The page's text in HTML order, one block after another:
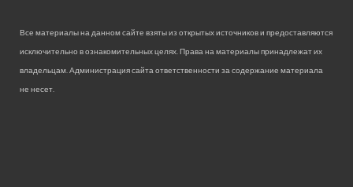
Все материалы на данном сайте взяты из открытых источников и предоставляются
исключительно в ознакомительных целях. Права на материалы принадлежат их
владельцам. Администрация сайта ответственности за содержание материала
не несет.